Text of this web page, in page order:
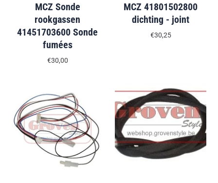
MCZ Sonde
rookgassen
41451703600 Sonde
fumées
€30,00
MCZ 41801502800
dichting - joint
€30,25